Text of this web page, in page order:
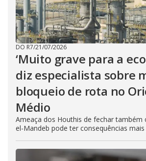
DO R7/21/07/2026
‘Muito grave para a
diz especialista sobre
bloqueio de rota no
Médio
Ameaça dos Houthis de fechar também
el-Mandeb pode ter consequências mais